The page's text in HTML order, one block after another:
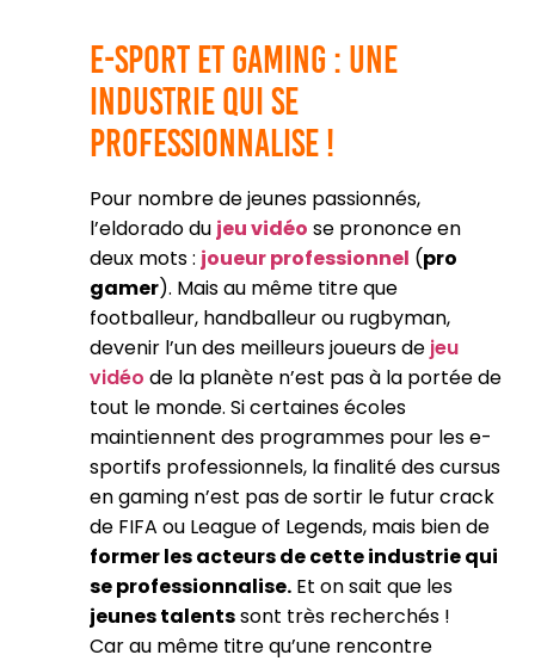
E-Sport et gaming : une
industrie qui se
professionnalise !
Pour nombre de jeunes passionnés,
l’eldorado du jeu vidéo se prononce en
deux mots : joueur professionnel (pro
gamer). Mais au même titre que
footballeur, handballeur ou rugbyman,
devenir l’un des meilleurs joueurs de jeu
vidéo de la planète n’est pas à la portée de
tout le monde. Si certaines écoles
maintiennent des programmes pour les e-
sportifs professionnels, la finalité des cursus
en gaming n’est pas de sortir le futur crack
de FIFA ou League of Legends, mais bien de
former les acteurs de cette industrie qui
se professionnalise. Et on sait que les
jeunes talentssont très recherchés !
Car au même titre qu’une rencontre